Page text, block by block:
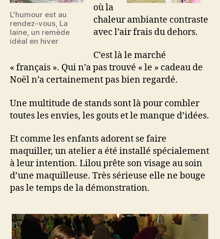
L'humour est au
rendez-vous, La
laine, un remède
idéal en hiver
où la
chaleur ambiante contraste
avec l’air frais du dehors.
C’est là le marché
« français ». Qui n’a pas trouvé « le » cadeau de
Noël n’a certainement pas bien regardé.
Une multitude de stands sont là pour combler
toutes les envies, les gouts et le manque d’idées.
Et comme les enfants adorent se faire
maquiller, un atelier a été installé spécialement
à leur intention. Lilou prête son visage au soin
d’une maquilleuse. Très sérieuse elle ne bouge
pas le temps de la démonstration.